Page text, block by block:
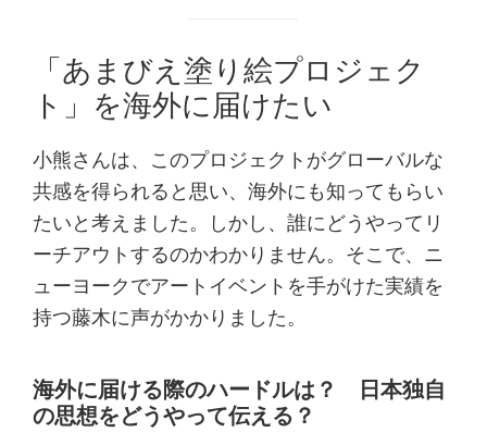
「あまびえ塗り絵プロジェク
ト」を海外に届けたい
小熊さんは、このプロジェクトがグローバルな
共感を得られると思い、海外にも知ってもらい
たいと考えました。しかし、誰にどうやってリ
ーチアウトするのかわかりません。そこで、ニ
ューヨークでアートイベントを手がけた実績を
持つ藤木に声がかかりました。
海外に届ける際のハードルは？ 日本独自
の思想をどうやって伝える？